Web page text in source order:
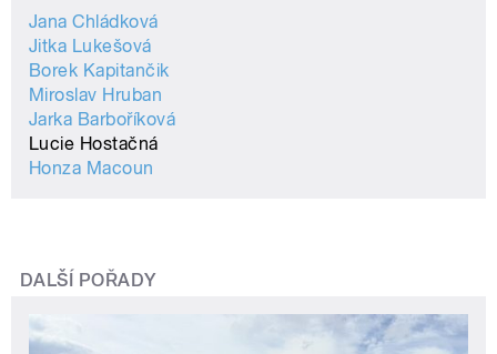
Jana Chládková
Jitka Lukešová
Borek Kapitančik
Miroslav Hruban
Jarka Barboříková
Lucie Hostačná
Honza Macoun
DALŠÍ POŘADY